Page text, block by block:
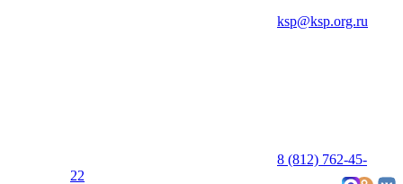
ksp@ksp.org.ru
8 (812) 762-45-
22